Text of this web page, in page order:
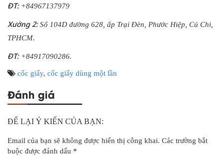
ĐT: +84967137979
Xưởng 2:Số 104D đường 628, ấp Trại Đèn, Phước Hiệp, Củ Chi,
TPHCM.
ĐT: +84917090286.
cốc giấy, cốc giấy dùng một lần
Đánh giá
ĐỂ LẠI Ý KIẾN CỦA BẠN:
Email của bạn sẽ không được hiển thị công khai. Các trường bắt
buộc được đánh dấu *